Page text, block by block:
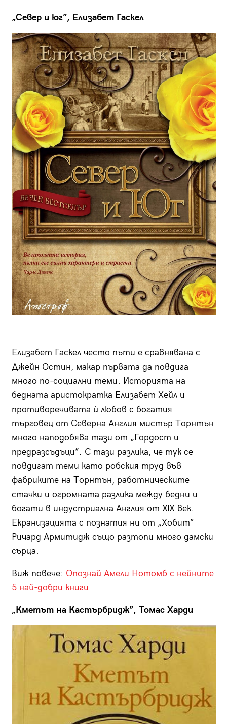
„Север и юг”, Елизабет Гаскел
Елизабет Гаскел често пъти е сравнявана с
Джейн Остин, макар първата да повдига
много по-социални теми. Историята на
бедната аристократка Елизабет Хейл и
противоречивата ѝ любов с богатия
търговец от Северна Англия мистър Торнтън
много наподобява тази от „Гордост и
предразсъдъци”. С тази разлика, че тук се
повдигат теми като робския труд във
фабриките на Торнтън, работническите
стачки и огромната разлика между бедни и
богати в индустриална Англия от XIX век.
Екранизацията с познатия ни от „Хобит”
Ричард Армитидж също разтопи много дамски
сърца.
Виж повече: Опознай Амели Нотомб с нейните
5 най-добри книги
„Кметът на Кастърбридж”, Томас Харди